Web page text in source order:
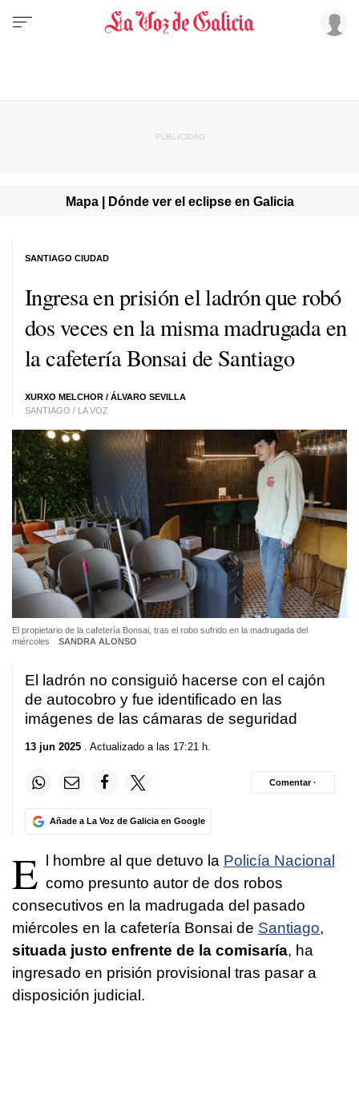
Mapa | Dónde ver el eclipse en Galicia
Ingresa en prisión el ladrón que robó
dos veces en la misma madrugada en
la cafetería Bonsai de Santiago
XURXO MELCHOR / ÁLVARO SEVILLA
SANTIAGO / LA VOZ
SANTIAGO CIUDAD
El propietario de la cafetería Bonsai, tras el robo sufrido en la madrugada del
miércoles
SANDRA ALONSO
El ladrón no consiguió hacerse con el cajón
de autocobro y fue identificado en las
imágenes de las cámaras de seguridad
13 jun 2025 . Actualizado a las 17:21 h.
Añade a La Voz de Galicia en Google
Comentar ·
E l hombre al que detuvo la Policía Nacional
como presunto autor de dos robos
consecutivos en la madrugada del pasado
miércoles en la cafetería Bonsai de Santiago,
situada justo enfrente de la comisaría, ha
ingresado en prisión provisional tras pasar a
disposición judicial.